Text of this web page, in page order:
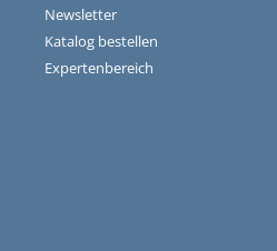
Newsletter
Katalog bestellen
Expertenbereich